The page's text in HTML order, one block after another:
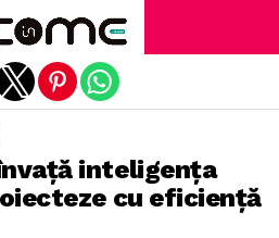
inteligența
cu eficiență
version